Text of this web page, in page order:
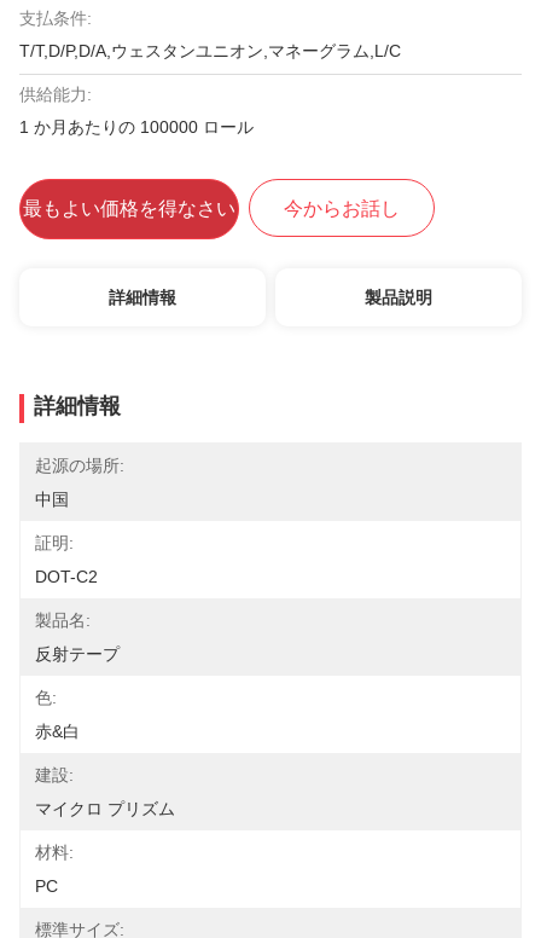
支払条件:
T/T,D/P,D/A,ウェスタンユニオン,マネーグラム,L/C
供給能力:
1 か月あたりの 100000 ロール
最もよい価格を得なさい 今からお話し
詳細情報 製品説明
詳細情報
起源の場所:
中国
証明:
DOT-C2
製品名:
反射テープ
色:
赤&白
建設:
マイクロ プリズム
材料:
PC
標準サイズ: